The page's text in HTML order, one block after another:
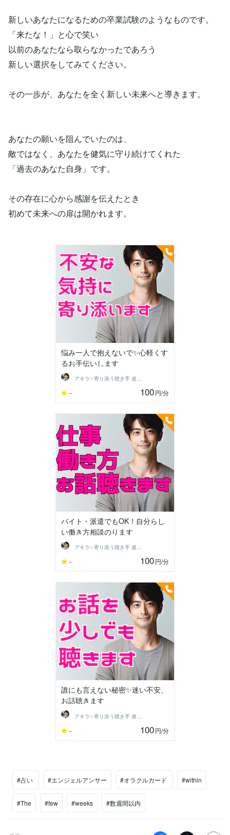
新しいあなたになるための卒業試験のようなものです。
「来たな！」と心で笑い
以前のあなたなら取らなかったであろう
新しい選択をしてみてください。
その一歩が、あなたを全く新しい未来へと導きます。
あなたの願いを阻んでいたのは、
敵ではなく、あなたを健気に守り続けてくれた
「過去のあなた自身」です。
その存在に心から感謝を伝えたとき
初めて未来への扉は開かれます。
悩み一人で抱えないで✨心軽くす
るお手伝いします
アキラ✨寄り添う聴き手 迷い不安の相談室
- 100円/分
バイト・派遣でもOK！自分らし
い働き方相談のります
アキラ✨寄り添う聴き手 迷い不安の相談室
- 100円/分
誰にも言えない秘密✨迷い不安、
お話聴きます
- 100円/分
#占い #エンジェルアンサー #オラクルカード #within
#The #few #weeks #数週間以内